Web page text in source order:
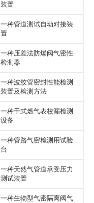
装置
一种管道测试自动对接装
置
一种压差法防爆阀气密性
检测器
一种波纹管密封性能检测
装置及检测方法
一种干式燃气表校漏检测
设备
一种管路气密检测用试验
台
一种天然气管道承受压力
测试装置
一种生物型气密隔离阀气